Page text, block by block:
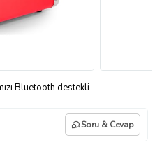
Bluetooth destekli
Soru & Cevap